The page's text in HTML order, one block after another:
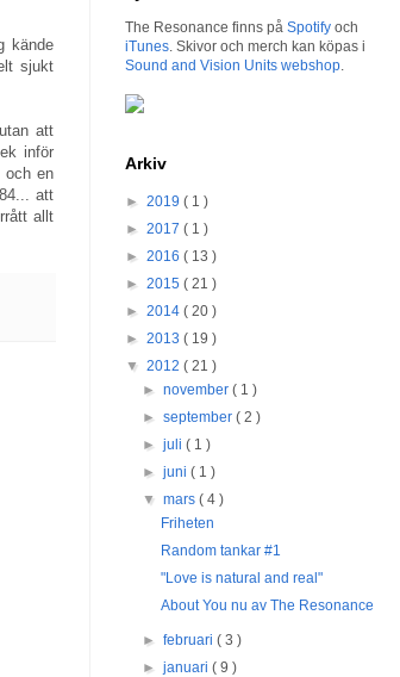
kände
sjukt
att
inför
och en
att
allt
The Resonance finns på Spotify och
iTunes. Skivor och merch kan köpas i
Sound and Vision Units webshop.
Arkiv
► 2019 ( 1 )
► 2017 ( 1 )
► 2016 ( 13 )
► 2015 ( 21 )
► 2014 ( 20 )
► 2013 ( 19 )
▼ 2012 ( 21 )
►november( 1 )
►september( 2 )
►juli( 1 )
►juni( 1 )
▼mars( 4 )
Friheten
Random tankar #1
"Love is natural and real"
About You nu av The Resonance
►februari( 3 )
►januari( 9 )